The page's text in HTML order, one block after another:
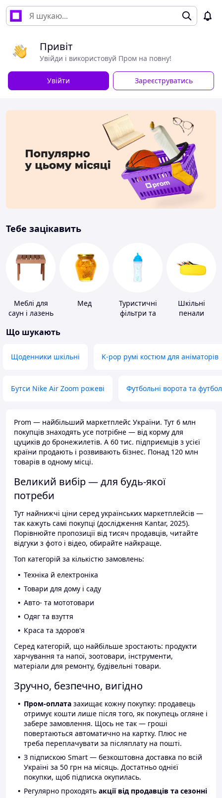
Привіт
Увійди і використовуй Пром на повну!
Увійти Зареєструватись
Тебе зацікавить
Меблі для
саун і лазень
Мед
Туристичні
фільтри та
Шкільні
пенали
Що шукають
Щоденники шкільні K-pop румі костюм для аніматорів
Бутси Nike Air Zoom рожеві Футбольні ворота та
Prom — найбільший маркетплейс України. Тут 6 млн
покупців знаходять усе потрібне — від корму для
цуциків до бронежилетів. А 60 тис. підприємців з усієї
країни продають і розвивають бізнес. Понад 120 млн
товарів в одному місці.
Великий вибір — для будь-якої
потреби
Тут найнижчі ціни серед українських маркетплейсів —
так кажуть самі покупці (дослідження Kantar, 2025).
Порівнюйте пропозиції від тисяч продавців, читайте
відгуки з фото і відео, обирайте найкраще.
Топ категорій за кількістю замовлень:
Техніка й електроніка
Товари для дому і саду
Авто- та мототовари
Одяг та взуття
Краса та здоров'я
Серед категорій, що найбільше зростають: продукти
харчування та напої, зоотовари, інструменти,
матеріали для ремонту, будівельні товари.
Зручно, безпечно, вигідно
Пром-оплата захищає кожну покупку: продавець
отримує кошти лише після того, як покупець огляне і
забере замовлення. Щось не так — гроші
повертаються автоматично на картку. Плюс не
треба переплачувати за післяплату на пошті.
З підпискою Smart — безкоштовна доставка по всій
Україні за 50 грн на місяць. Достатньо однієї
покупки, щоб підписка окупилась.
Регулярно проходять акції від продавців та сезонні